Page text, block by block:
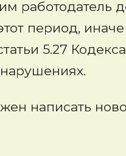
работодатель
период,
5.27 Кодекса
написать